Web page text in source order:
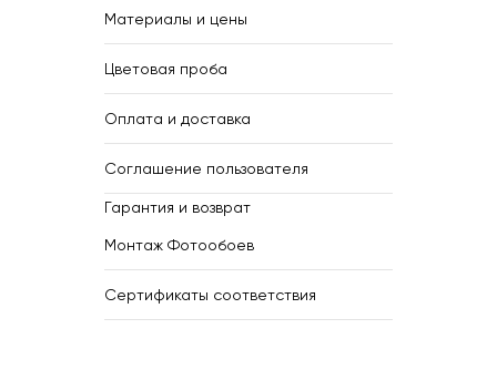
Материалы и цены
Цветовая проба
Оплата и доставка
Соглашение пользователя
Гарантия и возврат
Монтаж Фотообоев
Сертификаты соответствия